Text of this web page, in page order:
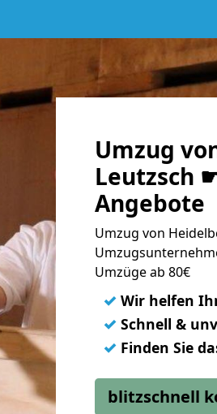
Umzug
Leutzsch
Angebote
Umzug von
Umzüge ab 80€
✓ Wir helfen
✓ Schnell &
✓ Finden Sie
blitzschnell